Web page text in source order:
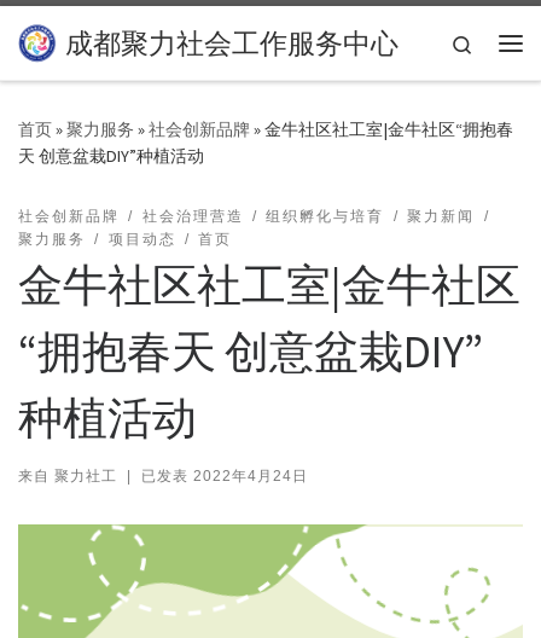
Skip to content
成都聚力社会工作服务中心
Search
首页»聚力服务 »社会创新品牌 »金牛社区社工室|金牛社区“拥抱春
天 创意盆栽DIY”种植活动
社会创新品牌 社会治理营造 组织孵化与培育
聚力新闻
聚力服务
项目动态 首页
金牛社区社工室|金牛社区
“拥抱春天 创意盆栽DIY”
种植活动
来自 聚力社工 已发表 2022年4月24日